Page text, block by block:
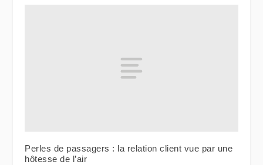
Perles de passagers : la relation client vue par une
hôtesse de l’air